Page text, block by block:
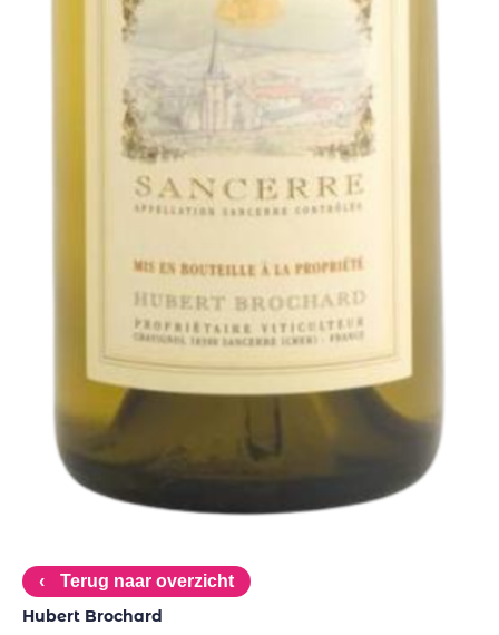
‹ Terug naar overzicht
Hubert Brochard